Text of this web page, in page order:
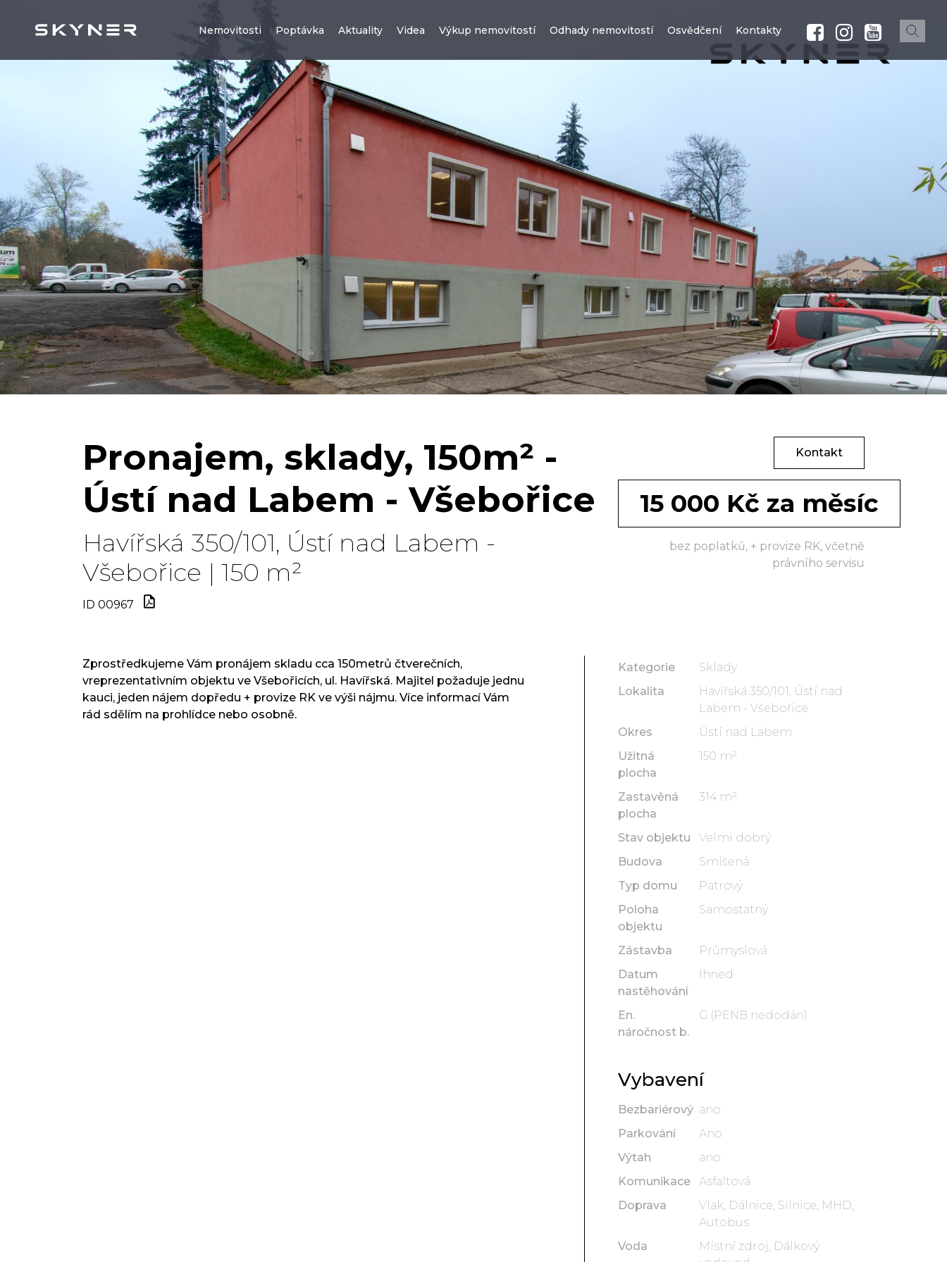
Nemovitosti Poptávka Aktuality Videa Výkup nemovitostí Odhady nemovitostí Osvědčení Kontakty
Pronajem, sklady, 150m² -
Ústí nad Labem - Všebořice
Havířská 350/101, Ústí nad Labem -
Všebořice | 150 m²
ID 00967
Kontakt
15 000 Kč za měsíc
bez poplatků, + provize RK, včetně
právního servisu
Zprostředkujeme Vám pronájem skladu cca 150metrů čtverečních,
vreprezentativním objektu ve Všebořicích, ul. Havířská. Majitel požaduje jednu
kauci, jeden nájem dopředu + provize RK ve výši nájmu. Více informací Vám
rád sdělím na prohlídce nebo osobně.
Kategorie
Sklady
Lokalita
Havířská 350/101, Ústí nad
Labem - Všebořice
Okres
Ústí nad Labem
Užitná
plocha
150 m²
Zastavěná
plocha
314 m²
Stav objektu
Velmi dobrý
Budova
Smíšená
Typ domu
Patrový
Poloha
objektu
Samostatný
Zástavba
Průmyslová
Datum
nastěhování
Ihned
En.
náročnost b.
G (PENB nedodán)
Vybavení
Bezbariérový ano
Parkování
Ano
Výtah
ano
Komunikace
Asfaltová
Doprava
Vlak, Dálnice, Silnice, MHD,
Autobus
Voda
Místní zdroj, Dálkový